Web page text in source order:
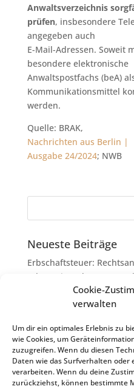
Cookie-
verwalten
Um dir ein optimales Erlebnis zu
wie Cookies, um
zuzugreifen. Wenn du diesen
Daten wie das Surfverhalten oder
verarbeiten. Wenn du deine
zurückziehst, können bestimmte
Anwaltsverzeichnis
prüfen, insbesondere
angegeben auch
E-Mail-Adressen. Soweit
besondere elektronische
Anwaltspostfachs (beA)
Kommunikationsmittel
werden.
Quelle: BRAK,
Nachrichten aus Berlin |
Ausgabe 24/2024; NWB
Neueste Beiträge
Erbschaftsteuer:
Erbauseinandersetzung als
Umsatzsteuer-
Keine Steuerfreiheit
bei
Schenkungsteuer:
Bewertung von